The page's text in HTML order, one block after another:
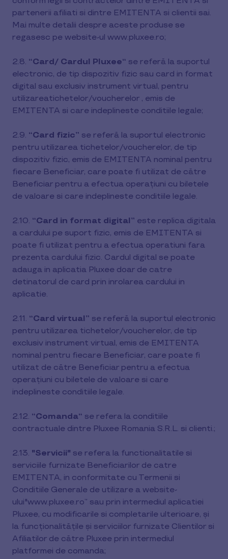
partenerii afiliati si dintre EMITENTA si clientii sai.
Mai multe detalii despre aceste produse se
regasesc pe website-ul www.pluxee.ro;
2.8. “Card/ Cardul Pluxee“ se referă la suportul
electronic, de tip dispozitiv fizic sau card in format
digital sau exclusiv instrument virtual, pentru
utilizareatichetelor/voucherelor , emis de
EMITENTA si care indeplineste conditiile legale;
2.9. “Card fizic” se referă la suportul electronic
pentru utilizarea tichetelor/voucherelor, de tip
dispozitiv fizic, emis de EMITENTA nominal pentru
fiecare Beneficiar, care poate fi utilizat de către
Beneficiar pentru a efectua operațiuni cu biletele
de valoare si care indeplineste conditiile legale.
2.10. “Card in format digital” este replica digitala
a cardului pe suport fizic, emis de EMITENTA si
poate fi utilizat pentru a efectua operatiuni fara
prezenta cardului fizic. Cardul digital se poate
adauga in aplicatia Pluxee doar de catre
detinatorul de card prin inrolarea cardului in
aplicatie.
2.11. “Card virtual” se referă la suportul electronic
pentru utilizarea tichetelor/voucherelor, de tip
exclusiv instrument virtual, emis de EMITENTA
nominal pentru fiecare Beneficiar, care poate fi
utilizat de către Beneficiar pentru a efectua
operațiuni cu biletele de valoare si care
indeplineste conditiile legale.
2.12. “Comanda“ se refera la conditiile
contractuale dintre Pluxee Romania S.R.L. si clienti.;
2.13. "Servicii" se refera la functionalitatile si
serviciile furnizate Beneficiarilor de catre
EMITENTA, in conformitate cu Termenii si
Conditiile Generale de utilizare a website-
ului"www.pluxee.ro” sau prin intermediul aplicatiei
Pluxee, cu modificarile si completarile ulterioare, și
la funcționalitățile și serviciilor furnizate Clientilor si
Afiliatilor de către Pluxee prin intermediul
platformei de comanda;